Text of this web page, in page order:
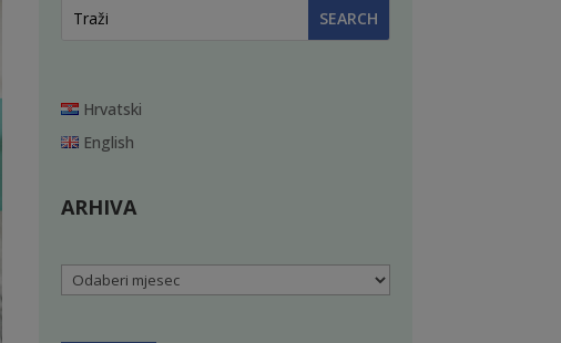
Hrvatski
English
ARHIVA
Arhiva